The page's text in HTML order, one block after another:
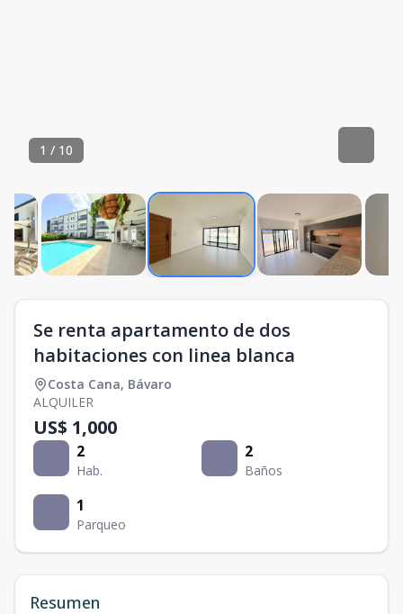
1 / 10
Se renta apartamento de dos
habitaciones con linea blanca
Costa Cana, Bávaro
ALQUILER
US$ 1,000
2
Hab.
2
Baños
1
Parqueo
Resumen